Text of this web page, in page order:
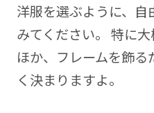
洋服を選ぶように、
みてください。 特に
ほか、フレームを飾
く決まりますよ。